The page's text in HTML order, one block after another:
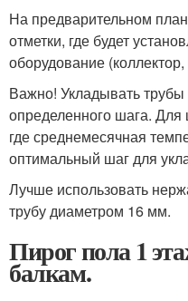
На предварительном
отметки, где будет
оборудование
Важно! Укладывать трубы
определенного шага. Для
где среднемесячная
оптимальный шаг для
Лучше использовать
трубу диаметром 16 мм.
Пирог пола 1
балкам.